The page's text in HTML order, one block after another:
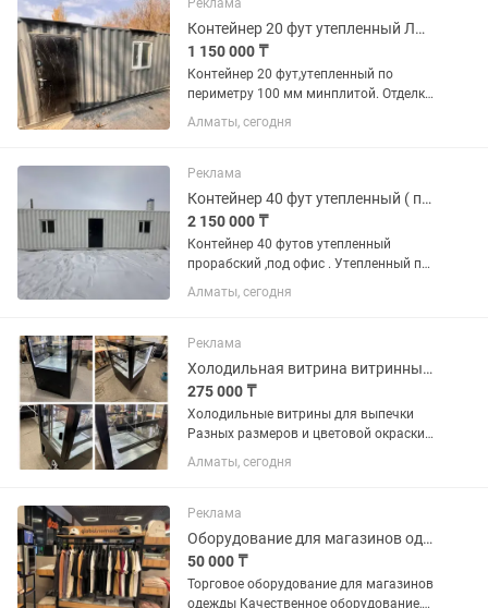
Реклама
Контейнер 20 фут утепленный ЛДСП
1 150 000 ₸
Контейнер 20 фут,утепленный по
периметру 100 мм минплитой. Отделка
стен - ЛДСП Отделка потолка - декор
панель Отделка пола- линолеум
Алматы, сегодня
Реклама
Контейнер 40 фут утепленный ( прорабский )
2 150 000 ₸
Контейнер 40 футов утепленный
прорабский ,под офис . Утепленный по
периметру 100 мм минплитой. Отделка
стен ЛДСП Отделка потолка - декор
Проведено электричество,...
Алматы, сегодня
Реклама
Холодильная витрина витринный холодильник для выпечки тортов кондитерский
275 000 ₸
Холодильные витрины для выпечки
Разных размеров и цветовой окраски.
Можно приобрести в кредит и
рассрочку. Отправим в любой регион
Алматы, сегодня
Реклама
Оборудование для магазинов одежды рейлы стойки вешалка
50 000 ₸
Торговое оборудование для магазинов
одежды Качественное оборудование,